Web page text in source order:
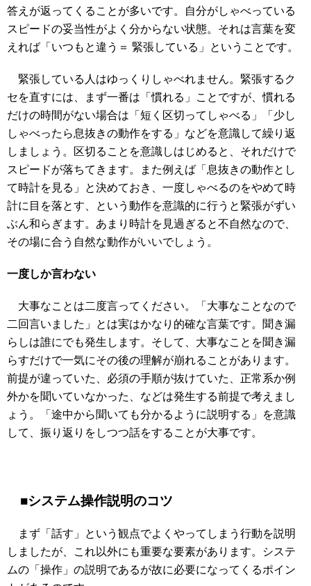
答えが返ってくることが多いです。自分がしゃべっている
スピードの妥当性がよく分からない状態。それは言葉を変
えれば「いつもと違う＝ 緊張している」ということです。
緊張している人はゆっくりしゃべれません。緊張するク
セを直すには、まず一番は「慣れる」ことですが、慣れる
だけの時間がない場合は「短く区切ってしゃべる」「少し
しゃべったら息抜きの動作をする」などを意識して繰り返
しましょう。区切ることを意識しはじめると、それだけで
スピードが落ちてきます。また例えば「息抜きの動作とし
て時計を見る」と決めておき、一度しゃべるのをやめて時
計に目を落とす、という動作を意識的に行うと緊張がずい
ぶん和らぎます。あまり時計を見過ぎると不自然なので、
その場に合う自然な動作がいいでしょう。
一度しか言わない
大事なことは二度言ってください。「大事なことなので
二回言いました」とは実はかなり的確な言葉です。聞き漏
らしは誰にでも発生します。そして、大事なことを聞き漏
らすだけで一気にその後の理解が崩れることがあります。
前提が違っていた、必須の手順が抜けていた、正常系か例
外かを聞いていなかった、などは発生する前提で考えまし
ょう。「途中から聞いても分かるように説明する」を意識
して、振り返りをしつつ話をすることが大事です。
■システム操作説明のコツ
まず「話す」という観点でよくやってしまう行動を説明
しましたが、これ以外にも重要な要素があります。システ
ムの「操作」の説明であるが故に必要になってくるポイン